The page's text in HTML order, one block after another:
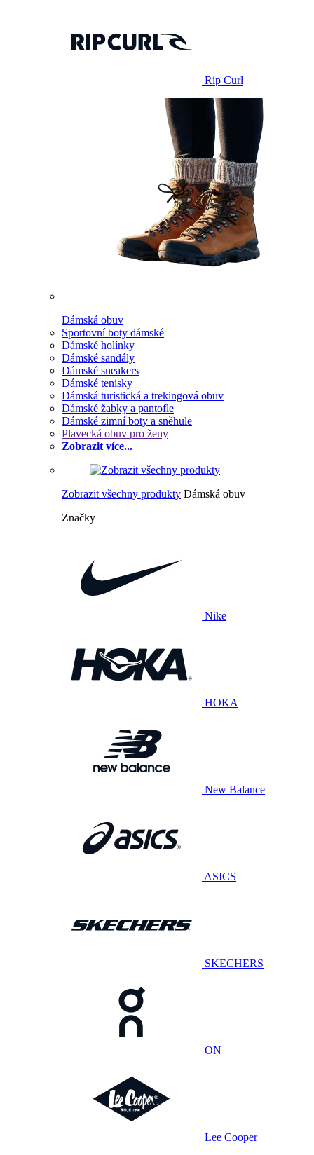
Rip Curl
Dámská obuv
Sportovní boty dámské
Dámské holínky
Dámské sandály
Dámské sneakers
Dámské tenisky
Dámská turistická a trekingová obuv
Dámské žabky a pantofle
Dámské zimní boty a sněhule
Plavecká obuv pro ženy
Zobrazit více...
Zobrazit všechny produkty Dámská obuv
Značky
Nike
HOKA
New Balance
ASICS
SKECHERS
ON
Lee Cooper